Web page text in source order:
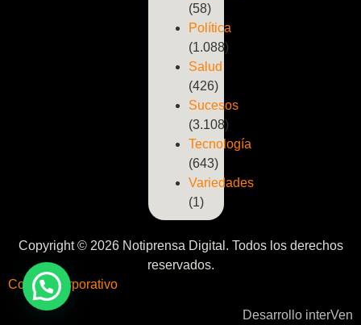
(58)
Política
(1.088)
Salud
(426)
Sucesos
(3.108)
Tecnología
(643)
Variedades
(1)
Copyright © 2026 Notiprensa Digital. Todos los derechos
reservados.
Correo Corporativo
Desarrollo interVen